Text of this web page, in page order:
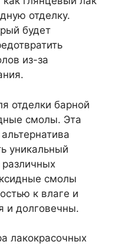
отделку.
будет
из-за
отделки барной
смолы. Эта
уникальный
смолы
к влаге и
и долговечны.
лакокрасочных